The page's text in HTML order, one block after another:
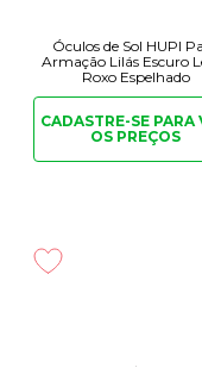
Óculos de Sol HUPI
Armação Lilás Escuro
Roxo Espelhado
CADASTRE-SE PARA
OS PREÇOS